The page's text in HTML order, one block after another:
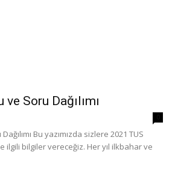
Soru Dağılımı
Bu yazımızda sizlere 2021 TUS
ilgili bilgiler vereceğiz. Her yıl ilkbahar ve